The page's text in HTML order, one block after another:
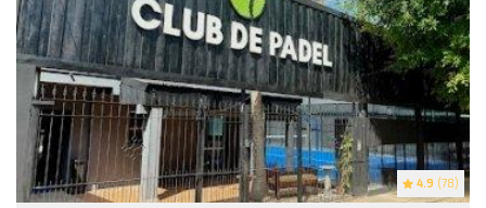
4.9 (78)